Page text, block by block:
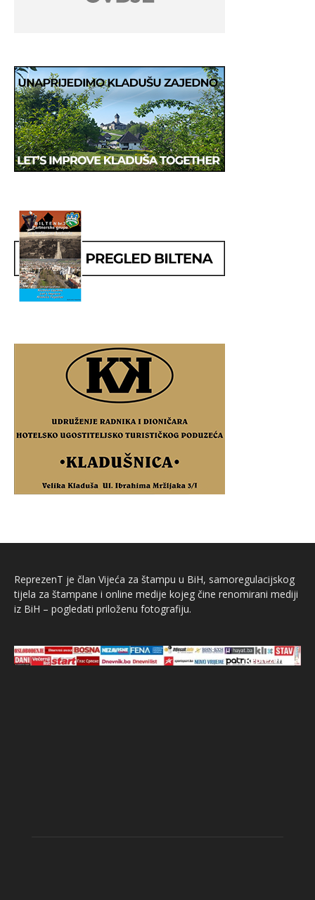
ReprezenT je član Vijeća za štampu u BiH, samoregulacijskog
tijela za štampane i online medije kojeg čine renomirani mediji
iz BiH – pogledati priloženu fotografiju.